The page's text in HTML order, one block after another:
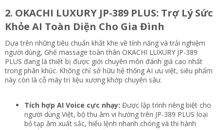
2. OKACHI LUXURY JP-389 PLUS: Trợ Lý Sức
Khỏe AI Toàn Diện Cho Gia Đình​
Dựa trên những tiêu chuẩn khắt khe về tính năng và trải nghiệm
người dùng, Ghế massage toàn thân OKACHI LUXURY JP-389
PLUS đang là thiết bị được giới chuyên môn đánh giá cao nhất
trong phân khúc. Không chỉ sở hữu hệ thống AI ưu việt, siêu phẩm
này còn là cỗ máy trị liệu xương khớp chuyên sâu:
Tích hợp AI Voice cực nhạy: Được lập trình riêng biệt cho
người dùng Việt, bộ thu âm vi hướng trên JP-389 PLUS loại
bỏ tạp âm xuất sắc, hiểu lệnh nhanh chóng và thi hành